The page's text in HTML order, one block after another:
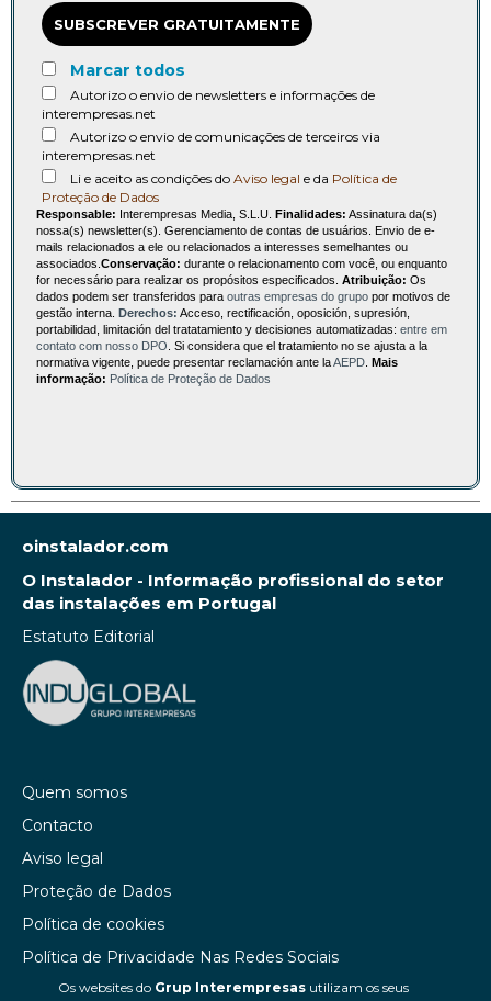
Os websites do Grup Interempresasutilizam os seus
SUBSCREVER GRATUITAMENTE
Marcar todos
Autorizo o envio de newsletters e informações de
interempresas.net
Autorizo o envio de comunicações de terceiros via
interempresas.net
Li e aceito as condições do Aviso legal e da Política de
Proteção de Dados
Responsable: Interempresas Media, S.L.U. Finalidades: Assinatura da(s)
nossa(s) newsletter(s). Gerenciamento de contas de usuários. Envio de e-
mails relacionados a ele ou relacionados a interesses semelhantes ou
associados. Conservação: durante o relacionamento com você, ou enquanto
for necessário para realizar os propósitos especificados. Atribuição: Os
dados podem ser transferidos para outras empresas do grupo por motivos de
gestão interna. Derechos: Acceso, rectificación, oposición, supresión,
portabilidad, limitación del tratatamiento y decisiones automatizadas: entre em
contato com nosso DPO . Si considera que el tratamiento no se ajusta a la
normativa vigente, puede presentar reclamación ante laAEPD Mais
informação: Política de Proteção de Dados
oinstalador.com
O Instalador - Informação profissional do setor
das instalações em Portugal
Estatuto Editorial
Quem somos
Contacto
Aviso legal
Proteção de Dados
Política de cookies
Política de Privacidade Nas Redes Sociais
Canal de denúncias